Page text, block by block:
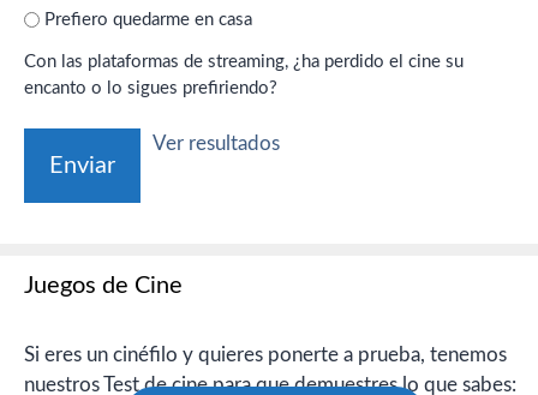
Prefiero quedarme en casa
Con las plataformas de streaming, ¿ha perdido el cine su
encanto o lo sigues prefiriendo?
Ver resultados
Juegos de Cine
Si eres un cinéfilo y quieres ponerte a prueba, tenemos
nuestros Test de cine para que demuestres lo que sabes: